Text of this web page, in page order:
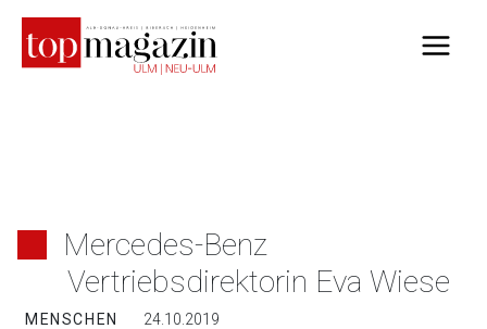
Inhalt
springen
Mercedes-Benz
Vertriebsdirektorin Eva Wiese
MENSCHEN 24.10.2019